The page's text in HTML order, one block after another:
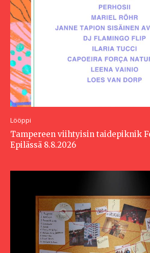
Lööppi
Tampereen viihtyisin taidepiknik
Epilässä 8.8.2026